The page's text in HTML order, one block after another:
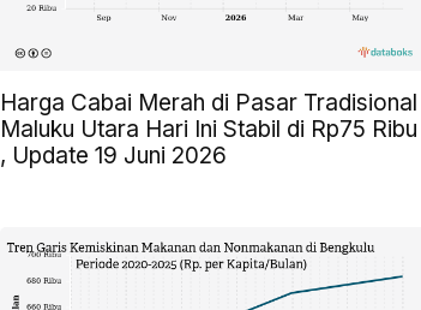
Harga Cabai Merah di Pasar Tradisional
Maluku Utara Hari Ini Stabil di Rp75 Ribu
, Update 19 Juni 2026